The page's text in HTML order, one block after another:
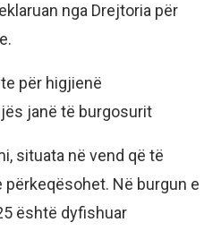
nga Drejtoria për
për higjienë
janë të burgosurit
situata në vend që të
Në burgun e
është dyfishuar